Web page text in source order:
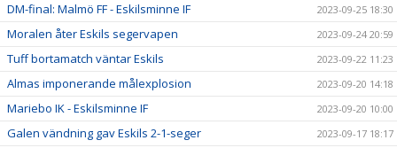
DM-final: Malmö FF - Eskilsminne IF 2023-09-25 18:30
Moralen åter Eskils segervapen 2023-09-24 20:59
Tuff bortamatch väntar Eskils 2023-09-22 11:23
Almas imponerande målexplosion 2023-09-20 14:18
Mariebo IK - Eskilsminne IF 2023-09-20 10:00
Galen vändning gav Eskils 2-1-seger 2023-09-17 18:17